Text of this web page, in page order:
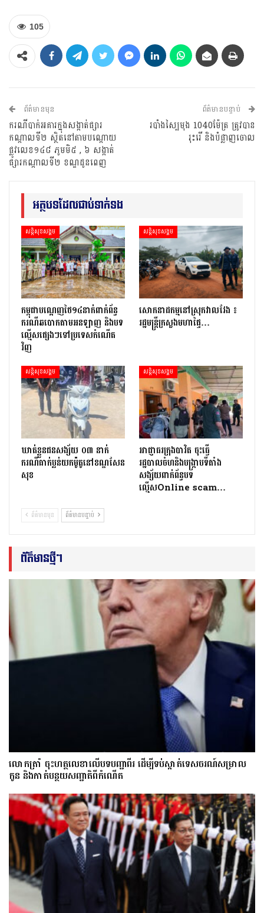
105
ព័ត៌មានមុន
ករណីបាក់អគារក្នុងសង្កាត់ផ្សារ
កណ្តាលទី២ ស្ថិតនៅតាមបណ្តោយ
ផ្លូវលេខ១៤៨ ភូមមិ៥ , ៦ សង្កាត់
ផ្សារកណ្តាលទី២ ខណ្ឌដូនពេញ
ព័ត៌មានបន្ទាប់
របាំងស្បៃមុង 1040ម៉ែត្រ ត្រូវបាន
រុះរើ និងបំផ្លាញចោល
អត្ថបទដែលជាប់ទាក់ទង
សន្តិសុខសង្គម
កម្ពុជាបណ្ដេញថៃ១៤នាក់ពាក់ព័ន្ធ
ករណីឆបោកតាមអនឡាញ និងបទ
ល្មើសផ្សេងៗទៅប្រទេសកំណើត
វិញ
សន្តិសុខសង្គម
សោកនាដកម្ម​នៅ​ស្រុក​វាល​វែង ៖
រដ្ឋមន្ត្រី​ក្រសួងមហាផ្ទៃ…
សន្តិសុខសង្គម
ឃាត់ខ្លួនជនសង្ស័យ ០៣ នាក់
ករណីធាក់ប្លន់យកម៉ូតូនៅខណ្ឌសែន
សុខ
សន្តិសុខសង្គម
អាជ្ញាធរក្រុងបាវិត ចុះធើ្វ
រដ្ឋបាលចំហនិងបង្ក្រាបទីតាំង
សង្ស័យពាក់ព័ន្ធបទ
ល្មើសOnline scam…
ព័ត៌មានមុន ព័ត៌មានបន្ទាប់
ព័ត៌មានថ្មីៗ
លោក​ត្រាំ ចុះហត្ថលេខាលើបទបញ្ជាពីរ ដើម្បីទប់ស្កាត់ទេស​ចរណ៍សម្រាល
កូន និងកាត់បន្ថយសញ្ជាតិពីកំណើត